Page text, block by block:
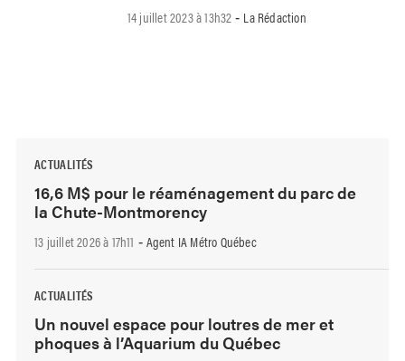
14 juillet 2023 à 13h32 - La Rédaction
ACTUALITÉS
16,6 M$ pour le réaménagement du parc de
la Chute-Montmorency
13 juillet 2026 à 17h11 - Agent IA Métro Québec
ACTUALITÉS
Un nouvel espace pour loutres de mer et
phoques à l’Aquarium du Québec